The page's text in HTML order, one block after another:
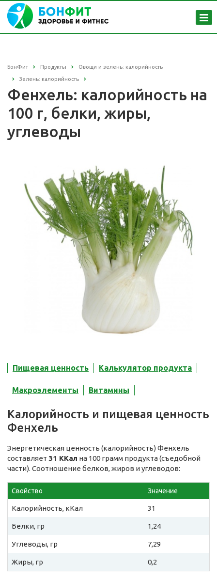
БонФит Продукты Овощи и зелень: калорийность
Зелень: калорийность
Фенхель: калорийность на
100 г, белки, жиры,
углеводы
Пищевая ценность Калькулятор продукта
Макроэлементы Витамины
Калорийность и пищевая ценность
Фенхель
Энергетическая ценность (калорийность) Фенхель
составляет 31 ККал на 100 грамм продукта (съедобной
части). Соотношение белков, жиров и углеводов:
Свойство Значение
Калорийность, кКал 31
Белки, гр 1,24
Углеводы, гр 7,29
Жиры, гр 0,2